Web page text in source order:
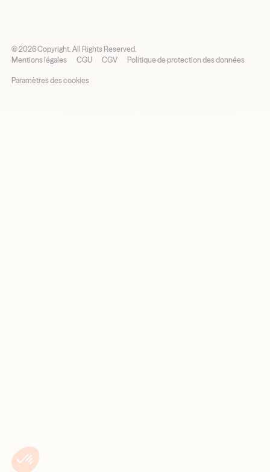
©2026Copyright. All Rights Reserved.
Mentions légales
CGU CGV Politique de protection des données
Paramètres des cookies